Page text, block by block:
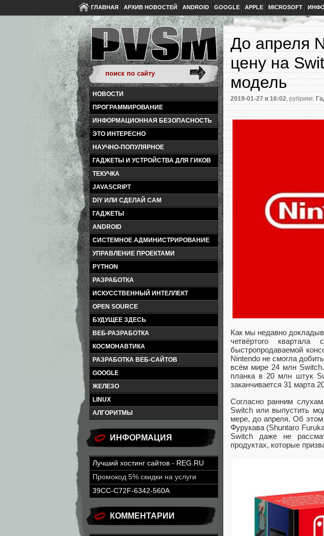
ГЛАВНАЯ АРХИВ НОВОСТЕЙ ANDROID GOOGLE APPLE MICROSOFT
НОВОСТИ
ПРОГРАММИРОВАНИЕ
ИНФОРМАЦИОННАЯ БЕЗОПАСНОСТЬ
ЭТО ИНТЕРЕСНО
НАУЧНО-ПОПУЛЯРНОЕ
ГАДЖЕТЫ И УСТРОЙСТВА ДЛЯ ГИКОВ
ТЕКУЧКА
JAVASCRIPT
DIY ИЛИ СДЕЛАЙ САМ
ГАДЖЕТЫ
ANDROID
СИСТЕМНОЕ АДМИНИСТРИРОВАНИЕ
УПРАВЛЕНИЕ ПРОЕКТАМИ
PYTHON
РАЗРАБОТКА
ИСКУССТВЕННЫЙ ИНТЕЛЛЕКТ
OPEN SOURCE
БУДУЩЕЕ ЗДЕСЬ
ВЕБ-РАЗРАБОТКА
КОСМОНАВТИКА
РАЗРАБОТКА ВЕБ-САЙТОВ
GOOGLE
ЖЕЛЕЗО
LINUX
АЛГОРИТМЫ
ИНФОРМАЦИЯ
Лучший хостинг сайтов - REG.RU
Промокод 5% скидки на услуги
39CC-C72F-6342-560A
КОММЕНТАРИИ
До апреля
цену на
модель
2019-01-27 в 16:02, рубрики:
Как мы недавно
четвёртого
быстропродаваемой
Nintendo не смогла
всём мире 24 млн
планка в 20 млн штук
заканчивается 31 марта
Согласно ранним
Switch или выпустить
мере, до апреля. Об
Фурукава (Shuntaro
Switch даже не
продуктах, которые